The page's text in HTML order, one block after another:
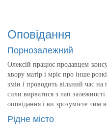
Оповідання
Порнозалежний
Олексій працює продавцем-
хвору матір і мріє про інше
змін і проводить вільний час
сили вирватися з лап
оповідання і ви зрозумієте чим
Рідне місто